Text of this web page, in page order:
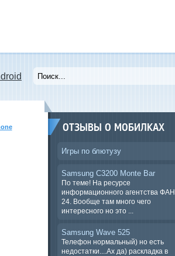
ОТЗЫВЫ О МОБИЛКАХ
Игры по блютузу
Samsung C3200 Monte Bar
По теме! На ресурсе
информационного агентства ФАН
24. Вообще там много чего
интересного но это ...
Samsung Wave 525
Телефон нормальный) но есть
недостатки....Ах да) раскладка в